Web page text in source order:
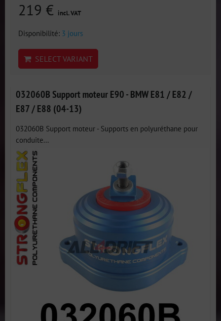
219 € incl. VAT
Disponibilité: 3 jours
SELECT VARIANT
032060B Support moteur E90 - BMW E81 / E82 /
E87 / E88 (04-13)
032060B Support moteur - Supports en polyuréthane pour
conduite...